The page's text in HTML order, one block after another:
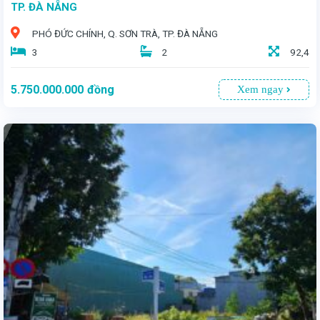
TP. ĐÀ NẴNG
PHÓ ĐỨC CHÍNH, Q. SƠN TRÀ, TP. ĐÀ NẴNG
3
2 92,4
5.750.000.000 đồng Xem ngay